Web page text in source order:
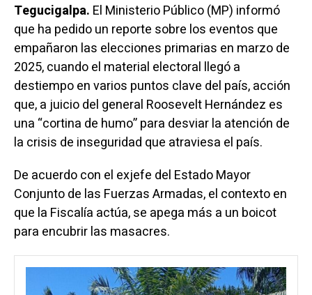
Tegucigalpa. El Ministerio Público (MP) informó
que ha pedido un reporte sobre los eventos que
empañaron las elecciones primarias en marzo de
2025, cuando el material electoral llegó a
destiempo en varios puntos clave del país, acción
que, a juicio del general Roosevelt Hernández es
una “cortina de humo” para desviar la atención de
la crisis de inseguridad que atraviesa el país.
De acuerdo con el exjefe del Estado Mayor
Conjunto de las Fuerzas Armadas, el contexto en
que la Fiscalía actúa, se apega más a un boicot
para encubrir las masacres.